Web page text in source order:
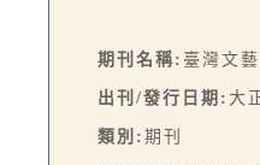
期刊名稱: 臺灣文
出刊/發行日期: 大
類別: 期刊